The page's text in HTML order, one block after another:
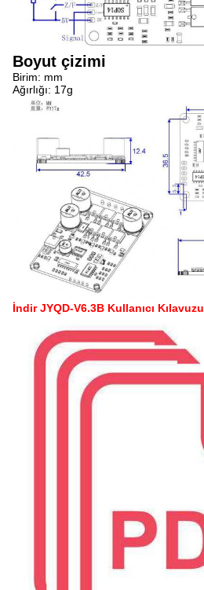
Boyut çizimi
Birim: mm
Ağırlığı: 17g
İndir JYQD-V6.3B Kullanıcı Kılavuzu